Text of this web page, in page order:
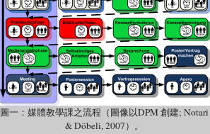
圖一：媒體教學課之流程（圖像以DPM 創建; Notari
& Döbeli, 2007）。